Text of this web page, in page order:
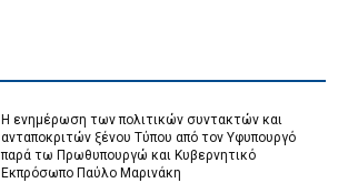
Η ενημέρωση των πολιτικών συντακτών και
ανταποκριτών ξένου Τύπου από τον Υφυπουργό
παρά τω Πρωθυπουργώ και Κυβερνητικό
Εκπρόσωπο Παύλο Μαρινάκη